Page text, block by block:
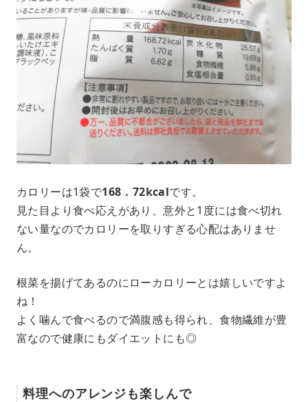
カロリーは1袋で168．72kcalです。
見た目より食べ応えがあり、意外と1度には食べ切れ
ない量なのでカロリーを取りすぎる心配はありませ
ん。
根菜を揚げてあるのにローカロリーとは嬉しいですよ
ね！
よく噛んで食べるので満腹感も得られ、食物繊維が豊
富なので健康にもダイエットにも◎
料理へのアレンジも楽しんで